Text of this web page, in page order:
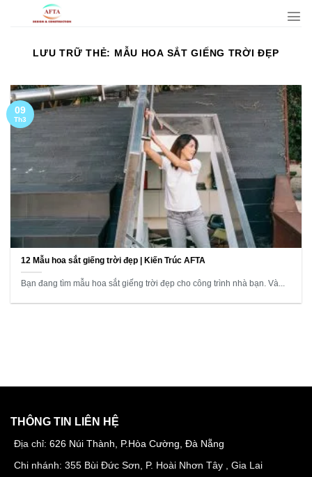
LƯU TRỮ THẺ: MẪU HOA SẮT GIẾNG TRỜI ĐẸP
12 Mẫu hoa sắt giếng trời đẹp | Kiến Trúc AFTA
Bạn đang tìm mẫu hoa sắt giếng trời đẹp cho công trình nhà bạn. Và...
09
Th3
THÔNG TIN LIÊN HỆ
Địa chỉ: 626 Núi Thành, P.Hòa Cường, Đà Nẵng
Chi nhánh: 355 Bùi Đức Sơn, P. Hoài Nhơn Tây , Gia Lai